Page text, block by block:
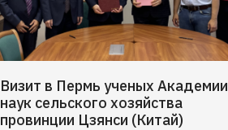
Визит в Пермь ученых Академии
наук сельского хозяйства
провинции Цзянси (Китай)